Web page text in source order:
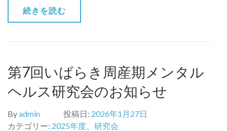
続きを読む
第7回いばらき周産期メンタル
ヘルス研究会のお知らせ
Byadmin 投稿日: 2026年1月27日
カテゴリー: 2025年度 研究会